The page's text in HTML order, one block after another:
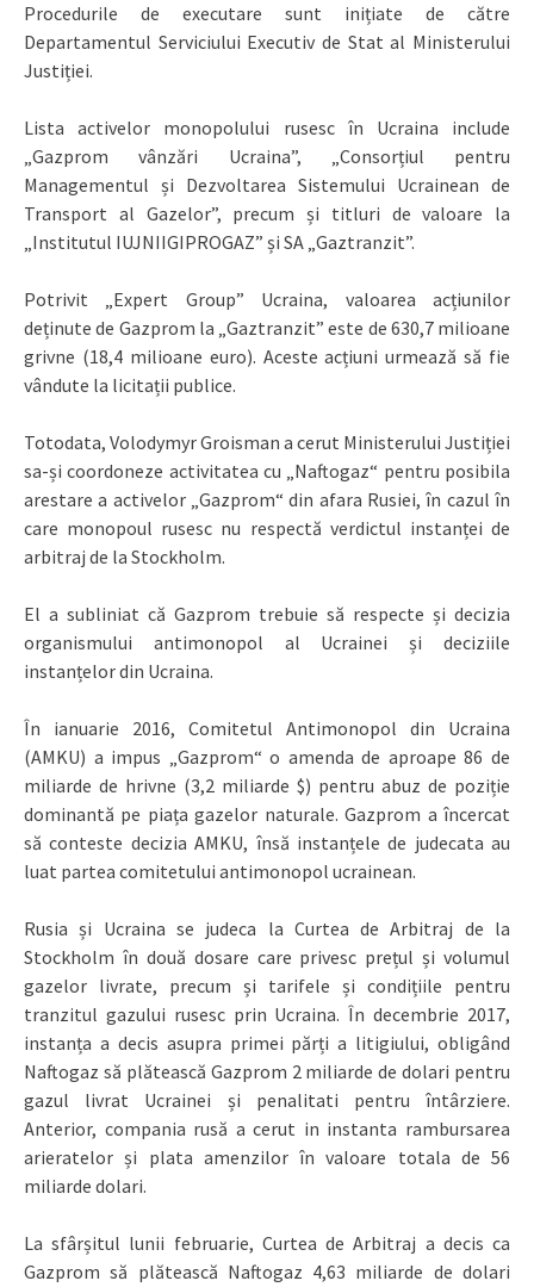
Procedurile de executare sunt inițiate de către
Departamentul Serviciului Executiv de Stat al Ministerului
Justiției.
Lista activelor monopolului rusesc în Ucraina include
„Gazprom vânzări Ucraina”, „Consorțiul pentru
Managementul și Dezvoltarea Sistemului Ucrainean de
Transport al Gazelor”, precum și titluri de valoare la
„Institutul IUJNIIGIPROGAZ” și SA „Gaztranzit”.
Potrivit „Expert Group” Ucraina, valoarea acțiunilor
deținute de Gazprom la „Gaztranzit” este de 630,7 milioane
grivne (18,4 milioane euro). Aceste acțiuni urmează să fie
vândute la licitații publice.
Totodata, Volodymyr Groisman a cerut Ministerului Justiției
sa-și coordoneze activitatea cu „Naftogaz“ pentru posibila
arestare a activelor „Gazprom“ din afara Rusiei, în cazul în
care monopoul rusesc nu respectă verdictul instanței de
arbitraj de la Stockholm.
El a subliniat că Gazprom trebuie să respecte și decizia
organismului antimonopol al Ucrainei și deciziile
instanțelor din Ucraina.
În ianuarie 2016, Comitetul Antimonopol din Ucraina
(AMKU) a impus „Gazprom“ o amenda de aproape 86 de
miliarde de hrivne (3,2 miliarde $) pentru abuz de poziție
dominantă pe piața gazelor naturale. Gazprom a încercat
să conteste decizia AMKU, însă instanțele de judecata au
luat partea comitetului antimonopol ucrainean.
Rusia și Ucraina se judeca la Curtea de Arbitraj de la
Stockholm în două dosare care privesc prețul și volumul
gazelor livrate, precum și tarifele și condițiile pentru
tranzitul gazului rusesc prin Ucraina. În decembrie 2017,
instanța a decis asupra primei părți a litigiului, obligând
Naftogaz să plătească Gazprom 2 miliarde de dolari pentru
gazul livrat Ucrainei și penalitati pentru întârziere.
Anterior, compania rusă a cerut in instanta rambursarea
arieratelor și plata amenzilor în valoare totala de 56
miliarde dolari.
La sfârșitul lunii februarie, Curtea de Arbitraj a decis ca
Gazprom să plătească Naftogaz 4,63 miliarde de dolari